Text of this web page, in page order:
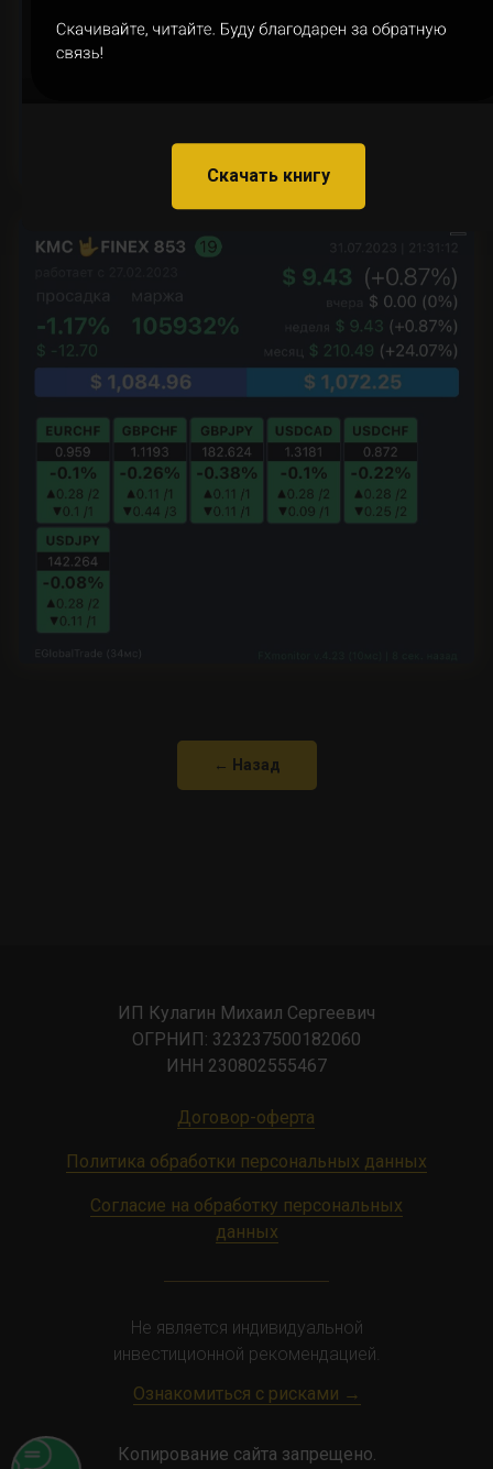
← Назад
Договор-оферта
Политика обработки персональных данных
Согласие на обработку персональных
данных
Копирование сайта запрещено.
Не является индивидуальной
инвестиционной рекомендацией.
​Ознакомиться с рисками →
ИП Кулагин Михаил Сергеевич
ОГРНИП: 323237500182060
ИНН 230802555467
Скачать книгу